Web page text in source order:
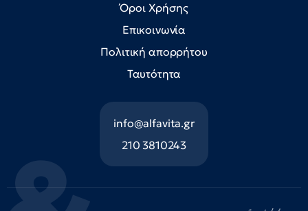
Όροι Χρήσης
Επικοινωνία
Πολιτική απορρήτου
Ταυτότητα
info@alfavita.gr
210 3810243